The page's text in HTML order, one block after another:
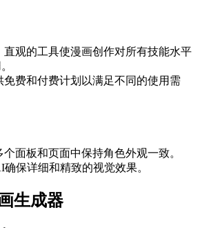
直观的工具使漫画创作对所有技能水平
免费和付费计划以满足不同的使用需
个面板和页面中保持角色外观一致。
确保详细和精致的视觉效果。
生成器